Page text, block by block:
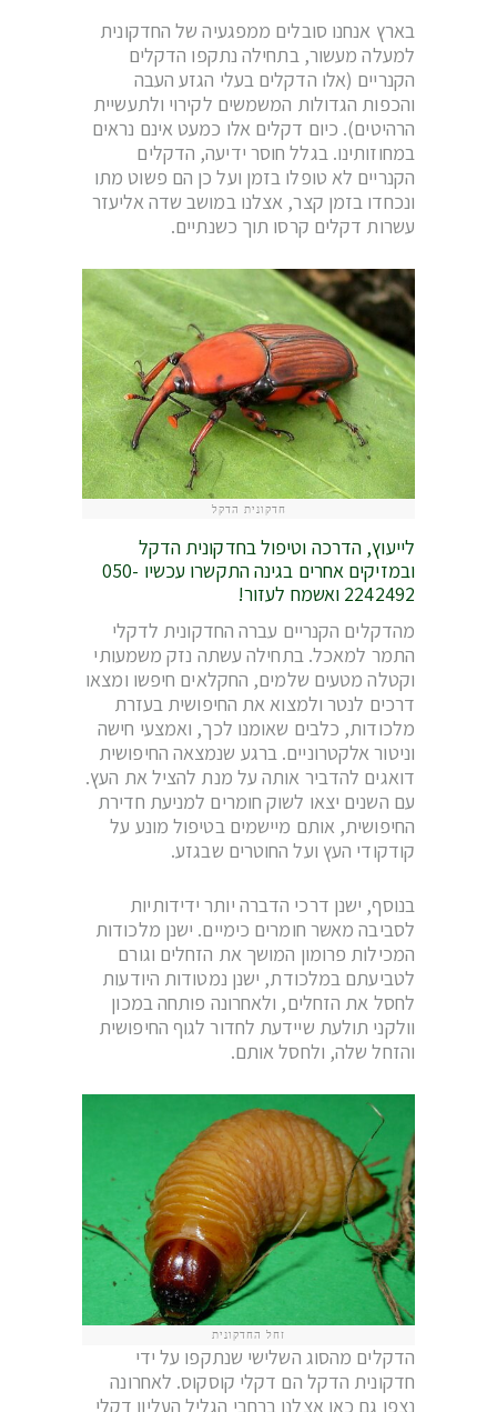
בארץ אנחנו סובלים ממפגעיה של החדקונית
למעלה מעשור, בתחילה נתקפו הדקלים
הקנריים (אלו הדקלים בעלי הגזע העבה
והכפות הגדולות המשמשים לקירוי ולתעשיית
הרהיטים). כיום דקלים אלו כמעט אינם נראים
במחוזותינו. בגלל חוסר ידיעה, הדקלים
הקנריים לא טופלו בזמן ועל כן הם פשוט מתו
ונכחדו בזמן קצר, אצלנו במושב שדה אליעזר
עשרות דקלים קרסו תוך כשנתיים.
חדקונית הדקל
לייעוץ, הדרכה וטיפול בחדקונית הדקל
ובמזיקים אחרים בגינה התקשרו עכשיו 050-
2242492 ואשמח לעזור!
מהדקלים הקנריים עברה החדקונית לדקלי
התמר למאכל. בתחילה עשתה נזק משמעותי
וקטלה מטעים שלמים, החקלאים חיפשו ומצאו
דרכים לנטר ולמצוא את החיפושית בעזרת
מלכודות, כלבים שאומנו לכך, ואמצעי חישה
וניטור אלקטרוניים. ברגע שנמצאה החיפושית
דואגים להדביר אותה על מנת להציל את העץ.
עם השנים יצאו לשוק חומרים למניעת חדירת
החיפושית, אותם מיישמים בטיפול מונע על
קודקודי העץ ועל החוטרים שבגזע.
בנוסף, ישנן דרכי הדברה יותר ידידותיות
לסביבה מאשר חומרים כימיים. ישנן מלכודות
המכילות פרומון המושך את הזחלים וגורם
לטביעתם במלכודת, ישנן נמטודות היודעות
לחסל את הזחלים, ולאחרונה פותחה במכון
וולקני תולעת שיידעת לחדור לגוף החיפושית
והזחל שלה, ולחסל אותם.
זחל החדקונית
הדקלים מהסוג השלישי שנתקפו על ידי
חדקונית הדקל הם דקלי קוסקוס. לאחרונה
נצפו גם כאן אצלנו ברחבי הגליל העליון דקלי